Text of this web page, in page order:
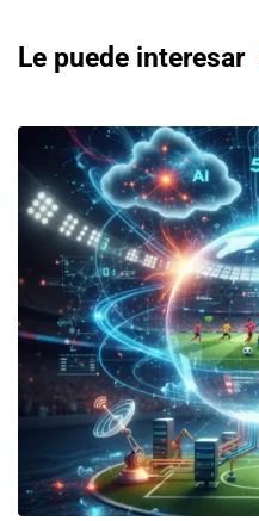
Le puede interesar